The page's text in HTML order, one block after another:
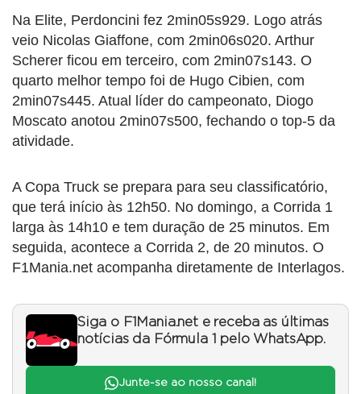
Na Elite, Perdoncini fez 2min05s929. Logo atrás
veio Nicolas Giaffone, com 2min06s020. Arthur
Scherer ficou em terceiro, com 2min07s143. O
quarto melhor tempo foi de Hugo Cibien, com
2min07s445. Atual líder do campeonato, Diogo
Moscato anotou 2min07s500, fechando o top-5 da
atividade.
A Copa Truck se prepara para seu classificatório,
que terá início às 12h50. No domingo, a Corrida 1
larga às 14h10 e tem duração de 25 minutos. Em
seguida, acontece a Corrida 2, de 20 minutos. O
F1Mania.net acompanha diretamente de Interlagos.
Siga o F1Mania.net e receba as últimas
notícias da Fórmula 1 pelo WhatsApp.
Junte-se ao nosso canal!